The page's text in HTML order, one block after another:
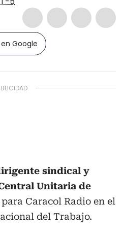
Google
sindical y
Unitaria de
Caracol Radio en el
del Trabajo.